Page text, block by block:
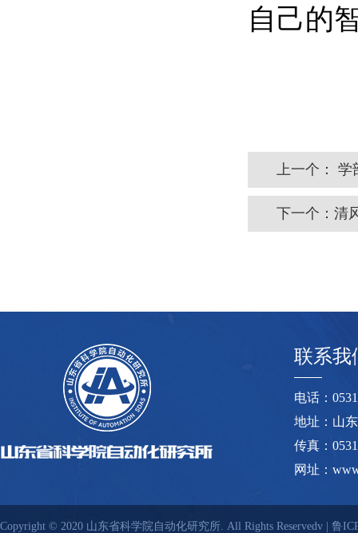
自己的
上一个： 学
下一个： 清
联系我
电话：
地址：山
传真：
网址：
Copyright © 2020 山东省科学院自动化研究所. All Rights Reservedv | 鲁